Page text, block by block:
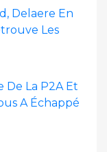
Delaere En
Les
De La P2A Et
A Échappé